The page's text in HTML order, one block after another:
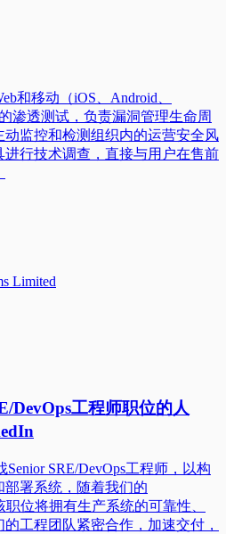
和移动（iOS、Android、
渗透测试，负责漏洞管理生命周
监控和检测组织内的运营安全风
行技术调查，直接与用户在售前
Limited
DevOps工程师职位的人
SRE/DevOps工程师，以构
署系统，随着我们的
职位将拥有生产系统的可靠性、
工程团队紧密合作，加速交付，